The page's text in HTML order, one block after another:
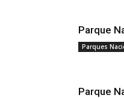
Parque
Parques
Parque